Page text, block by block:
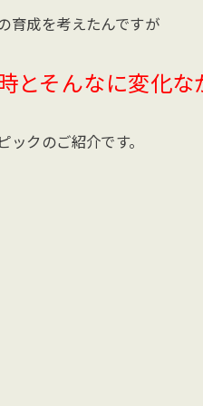
育成を考えたんですが
とそんなに変化な
ックのご紹介です。